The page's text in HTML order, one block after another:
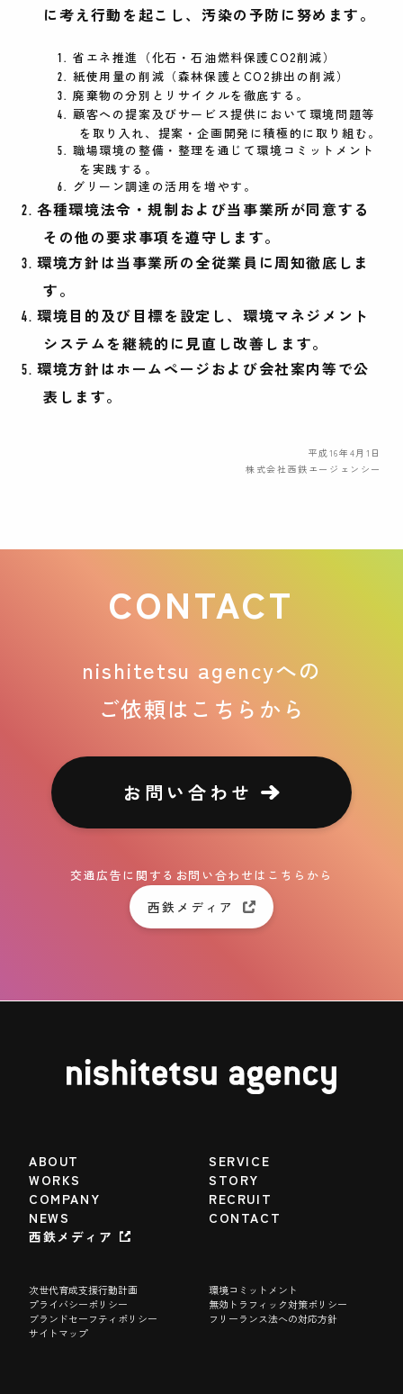
に考え行動を起こし、汚染の予防に努めます。
省エネ推進（化石・石油燃料保護CO2削減）
紙使用量の削減（森林保護とCO2排出の削減）
廃棄物の分別とリサイクルを徹底する。
顧客への提案及びサービス提供において環境問題等
を取り入れ、提案・企画開発に積極的に取り組む。
職場環境の整備・整理を通じて環境コミットメント
を実践する。
グリーン調達の活用を増やす。
各種環境法令・規制および当事業所が同意する
その他の要求事項を遵守します。
環境方針は当事業所の全従業員に周知徹底しま
す。
環境目的及び目標を設定し、環境マネジメント
システムを継続的に見直し改善します。
環境方針はホームページおよび会社案内等で公
表します。
平成16年4月1日
株式会社西鉄エージェンシー
CONTACT
nishitetsu agencyへの
ご依頼はこちらから
お問い合わせ
交通広告に関するお問い合わせはこちらから
西鉄メディア
ABOUT
SERVICE
WORKS
STORY
COMPANY
RECRUIT
NEWS
CONTACT
西鉄メディア
次世代育成支援行動計画
環境コミットメント
プライバシーポリシー
無効トラフィック対策ポリシー
ブランドセーフティポリシー
フリーランス法への対応方針
サイトマップ